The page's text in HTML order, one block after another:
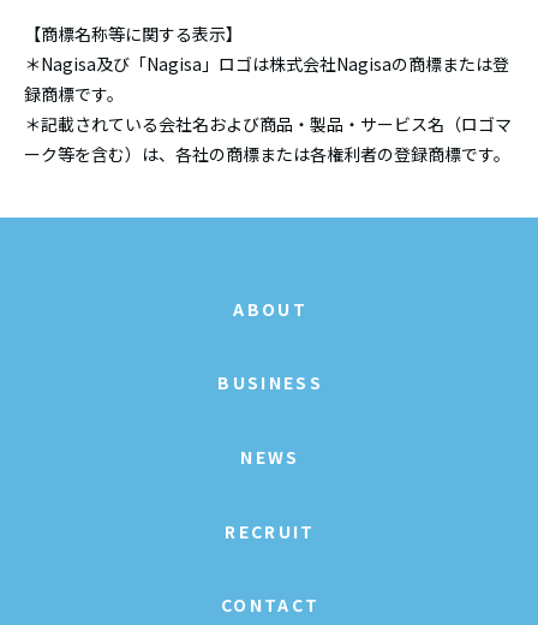
【商標名称等に関する表示】
＊Nagisa及び「Nagisa」ロゴは株式会社Nagisaの商標または登
録商標です。
＊記載されている会社名および商品・製品・サービス名（ロゴマ
ーク等を含む）は、各社の商標または各権利者の登録商標です。
ABOUT
BUSINESS
NEWS
RECRUIT
CONTACT